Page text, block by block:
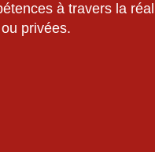
à travers la
privées.